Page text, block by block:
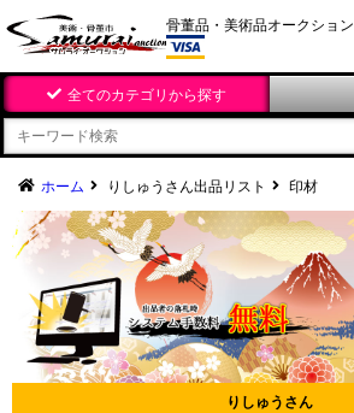
骨董品・美術品オークション
全てのカテゴリから探す
ホーム りしゅうさん出品リスト 印材
りしゅうさん